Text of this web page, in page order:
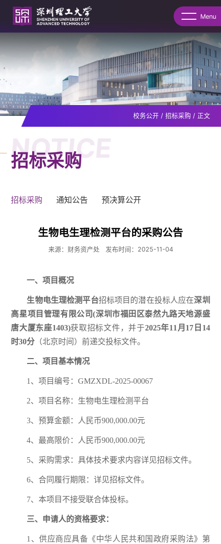
Menu
校务公开/ 招标采购 / 正文
NOTICE
招标采购
招标采购 通知公告 预决算公开
生物电生理检测平台的采购公告
来源：财务资产处 发布时间：2025-11-04
一、项目概况
生物电生理检测平台招标项目的潜在投标人应在深圳
高星项目管理有限公司(深圳市福田区泰然九路天地源盛
唐大厦东座1403)获取招标文件，并于2025年11月17日14
时30分 （北京时间）前递交投标文件。
二、项目基本情况
1、项目编号：GMZXDL-2025-00067
2、项目名称：生物电生理检测平台
3、预算金额：人民币900,000.00元
4、最高限价：人民币900,000.00元
5、采购需求：具体技术要求内容详见招标文件。
6、合同履行期限：详见招标文件。
7、本项目不接受联合体投标。
三、申请人的资格要求：
1、供应商应具备《中华人民共和国政府采购法》第